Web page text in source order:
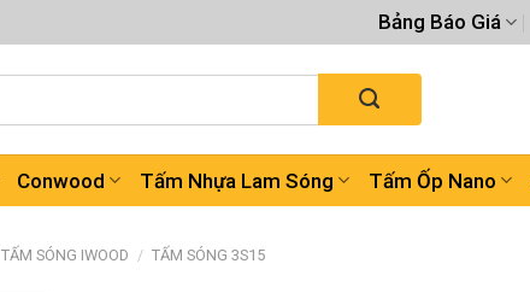
Bảng Báo Giá
Conwood Tấm Nhựa Lam Sóng Tấm Ốp Nano
TẤM SÓNG IWOOD / TẤM SÓNG 3S15